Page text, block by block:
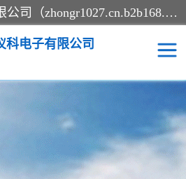
深圳中瑞仪科电子有限公司（zhongr1027.cn.b2b168.com）主要从事回收二手仪器，工厂仪器，回收示波器，KeysightE4980A，FLUKE754，MT8852B，IFR3920，Agilent N4010A，MT8852B等业务，全国统一热线：13570873835。深圳中瑞仪科电子有限公司整批或单出，专业评估高价回收工厂闲置仪器。
科电子有限公司
测试仪
信号发生器